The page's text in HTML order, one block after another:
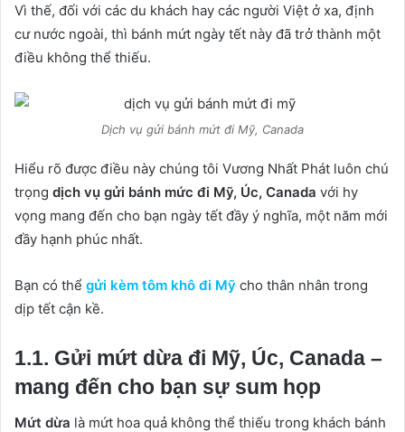
Vì thế, đối với các du khách hay các người Việt ở xa, định
cư nước ngoài, thì bánh mứt ngày tết này đã trở thành một
điều không thể thiếu.
Dịch vụ gửi bánh mứt đi Mỹ, Canada
Hiểu rõ được điều này chúng tôi Vương Nhất Phát luôn chú
trọng dịch vụ gửi bánh mức đi Mỹ, Úc, Canada với hy
vọng mang đến cho bạn ngày tết đầy ý nghĩa, một năm mới
đầy hạnh phúc nhất.
Bạn có thể gửi kèm tôm khô đi Mỹ cho thân nhân trong
dịp tết cận kề.
1.1. Gửi mứt dừa đi Mỹ, Úc, Canada –
mang đến cho bạn sự sum họp
Mứt dừa là mứt hoa quả không thể thiếu trong khách bánh